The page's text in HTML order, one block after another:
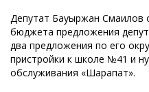
Депутат Бауыржан Смаилов
бюджета предложения
два предложения по его
пристройки к школе №41 и
обслуживания «Шарапат».